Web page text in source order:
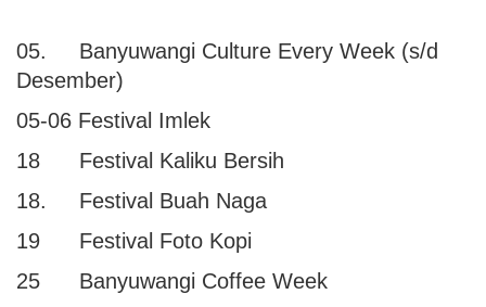
05. Banyuwangi Culture Every Week (s/d
Desember)
05-06 Festival Imlek
18 Festival Kaliku Bersih
18. Festival Buah Naga
19 Festival Foto Kopi
25 Banyuwangi Coffee Week